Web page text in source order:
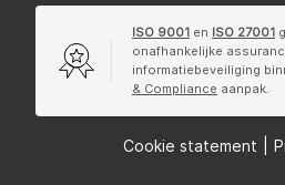
ISO 9001 en ISO 27001
onafhankelijke
informatiebeveiliging
& Compliance aanpak.
Cookie statement